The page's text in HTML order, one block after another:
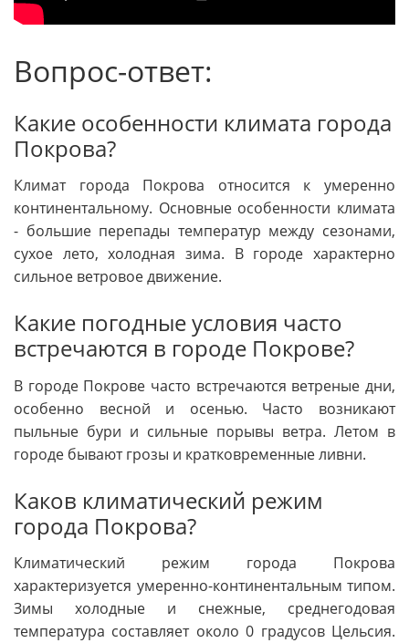
Вопрос-ответ:
Какие особенности климата города
Покрова?
Климат города Покрова относится к умеренно
континентальному. Основные особенности климата
- большие перепады температур между сезонами,
сухое лето, холодная зима. В городе характерно
сильное ветровое движение.
Какие погодные условия часто
встречаются в городе Покрове?
В городе Покрове часто встречаются ветреные дни,
особенно весной и осенью. Часто возникают
пыльные бури и сильные порывы ветра. Летом в
городе бывают грозы и кратковременные ливни.
Каков климатический режим
города Покрова?
Климатический режим города Покрова
характеризуется умеренно-континентальным типом.
Зимы холодные и снежные, среднегодовая
температура составляет около 0 градусов Цельсия.